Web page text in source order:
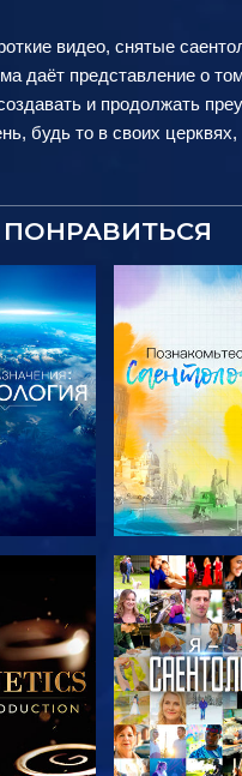
видео, снятые
даёт представление о
и продолжать
будь то в своих